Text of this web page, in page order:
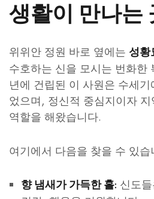
생활이 만나는
위위안 정원 바로 옆에는 성황
수호하는 신을 모시는 번화한
년에 건립된 이 사원은 수세
었으며, 정신적 중심지이자
역할을 해왔습니다.
여기에서 다음을 찾을 수 있습
향 냄새가 가득한 홀: 신도